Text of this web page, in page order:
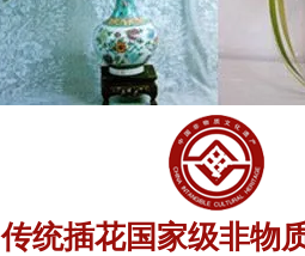
传统插花国家级非物